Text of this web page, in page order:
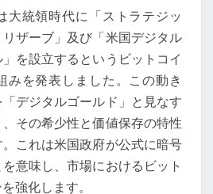
大統領時代に「ストラテジッ
ザーブ」及び「米国デジタル
を設立するというビットコイ
みを発表しました。この動き
デジタルゴールド」と見なす
その希少性と価値保存の特性
これは米国政府が公式に暗号
意味し、市場におけるビット
強化します。